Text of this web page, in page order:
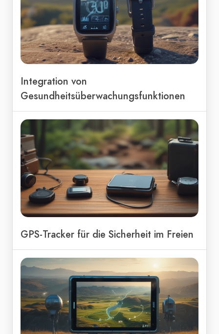
Integration von
Gesundheitsüberwachungsfunktionen
GPS-Tracker für die Sicherheit im Freien